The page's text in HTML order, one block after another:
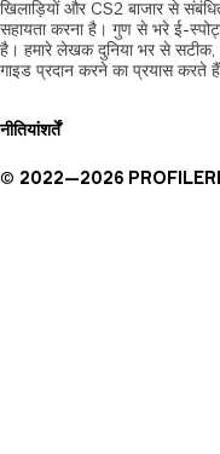
खिलाड़ियों और CS2 बाजार से
सहायता करना है। गुण से भरे ई-
है। हमारे लेखक दुनिया भर से सटीक,
गाइड प्रदान करने का प्रयास करते
नीतियांशर्तें
© 2022—2026